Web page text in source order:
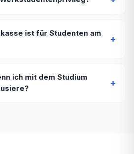
ist für Studenten am
+
ich mit dem Studium
+